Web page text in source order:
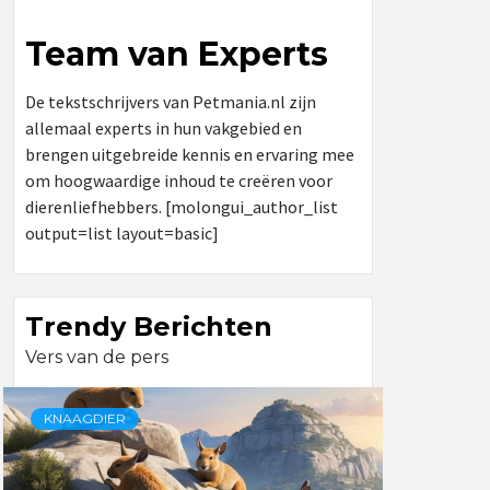
Team van Experts
De tekstschrijvers van Petmania.nl zijn
allemaal experts in hun vakgebied en
brengen uitgebreide kennis en ervaring mee
om hoogwaardige inhoud te creëren voor
dierenliefhebbers. [molongui_author_list
output=list layout=basic]
Trendy Berichten
Vers van de pers
KNAAGDIER